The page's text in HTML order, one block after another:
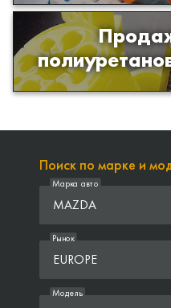
Продажа
Поиск по марке и
MAZDA
Марка авто
EUROPE
Рынок
Модель